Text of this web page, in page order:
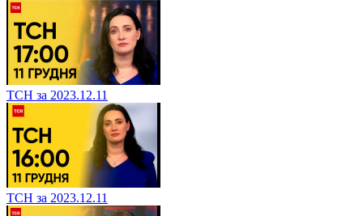
ТСН за 2023.12.11
ТСН за 2023.12.11